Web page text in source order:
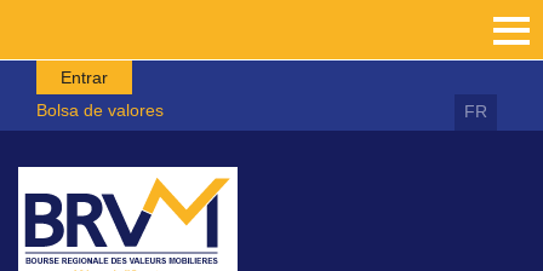
Passar para o conteúdo principal
Entrar
Bolsa de valores
FR